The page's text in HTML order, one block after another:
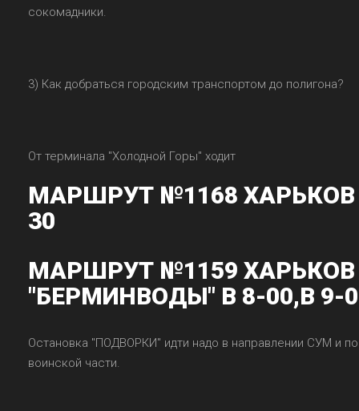
сокомадники.
3) Как добраться городским транспортом до полигона?
От терминала "Холодной Горы" ходит
МАРШРУТ №1168 ХАРЬКОВ
30
МАРШРУТ №1159
"БЕРМИНВОДЫ" В 8-00,В 9-
Остановка "ПОДВОРКИ" идти надо в направлении СУМ и
воинской части.